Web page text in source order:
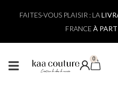
FAITES-VOUS PLAISIR : LA
FRANCE À
0